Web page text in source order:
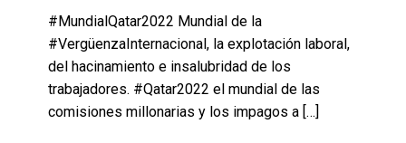
#MundialQatar2022 Mundial de la
#VergüenzaInternacional, la explotación laboral,
del hacinamiento e insalubridad de los
trabajadores. #Qatar2022 el mundial de las
comisiones millonarias y los impagos a […]